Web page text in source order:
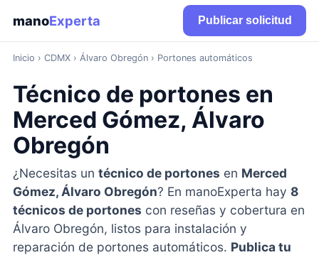
manoExperta Publicar solicitud
Inicio › CDMX› Álvaro Obregón › Portones automáticos
Técnico de portones en
Merced Gómez, Álvaro
Obregón
¿Necesitas un técnico de portones en Merced
Gómez, Álvaro Obregón? En manoExperta hay 8
técnicos de portones con reseñas y cobertura en
Álvaro Obregón, listos para instalación y
reparación de portones automáticos. Publica tu